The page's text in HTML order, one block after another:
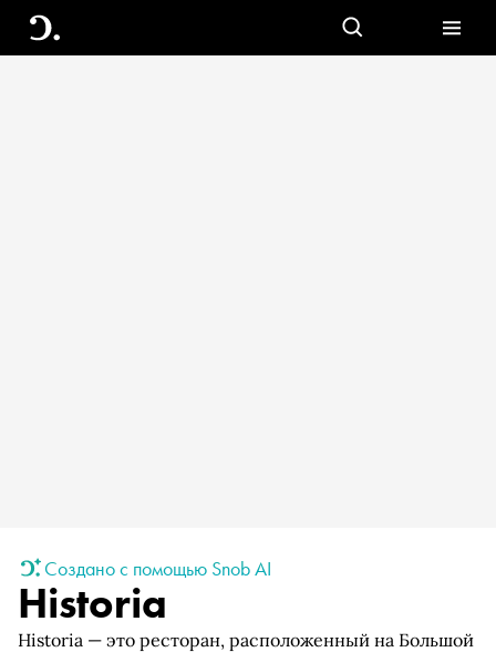
Создано с помощью Snob AI
Historia
Historia — это ресторан, расположенный на Большой